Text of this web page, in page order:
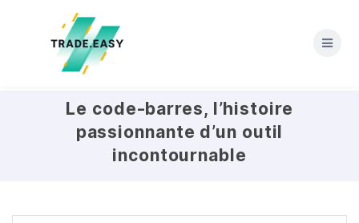
Le code-barres, l’histoire
passionnante d’un outil
incontournable